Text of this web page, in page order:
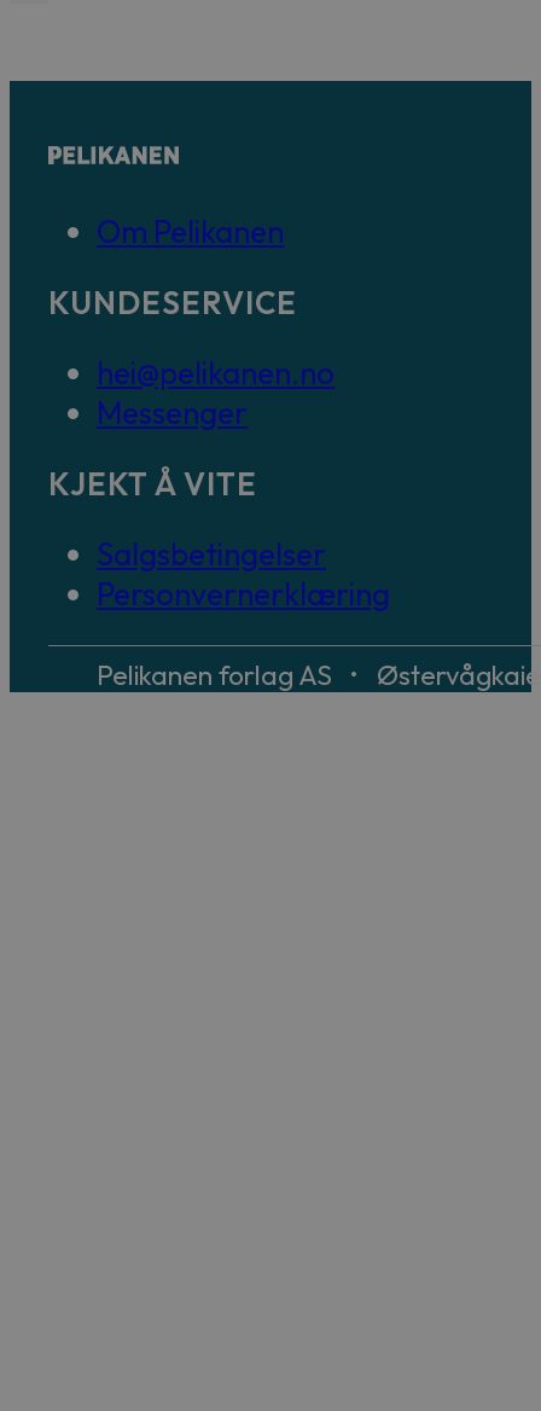
Om Pelikanen
KUNDESERVICE
hei@pelikanen.no
Messenger
KJEKT Å VITE
Salgsbetingelser
Personvernerklæring
Pelikanen forlag AS •